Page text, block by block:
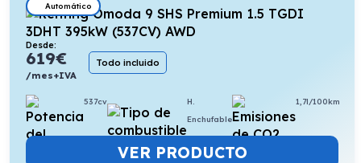
Automático
Desde:
619€
/mes+IVA
Todo incluido
537cv
H.
Enchufable
1,7l/100km
VER PRODUCTO